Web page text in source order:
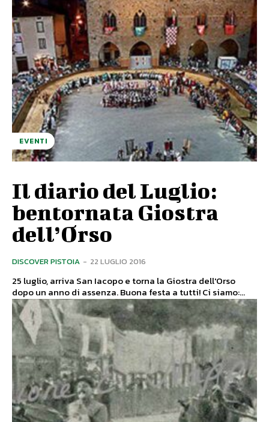
EVENTI
Il diario del Luglio:
bentornata Giostra
dell’Orso
DISCOVER PISTOIA - 22 LUGLIO 2016
25 luglio, arriva San Iacopo e torna la Giostra dell'Orso
dopo un anno di assenza. Buona festa a tutti! Ci siamo:...